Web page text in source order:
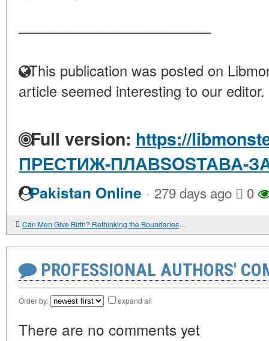
This publication was posted on
article seemed interesting to our editor.
Full version: https://
ПРЕСТИЖ-ПЛАВSOSТАВА-
Pakistan Online · 279 days ago 0
Can Men Give Birth? Rethinking the Boundaries of Biology
PROFESSIONAL AUTHORS'
Order by: expand all
There are no comments yet